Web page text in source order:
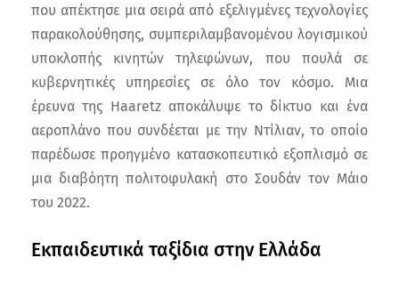
που απέκτησε μια σειρά από εξελιγμένες τεχνολογίες
παρακολούθησης, συμπεριλαμβανομένου λογισμικού
υποκλοπής κινητών τηλεφώνων, που πουλά σε
κυβερνητικές υπηρεσίες σε όλο τον κόσμο. Μια
έρευνα της Haaretz αποκάλυψε το δίκτυο και ένα
αεροπλάνο που συνδέεται με την Ντίλιαν, το οποίο
παρέδωσε προηγμένο κατασκοπευτικό εξοπλισμό σε
μια διαβόητη πολιτοφυλακή στο Σουδάν τον Μάιο
του 2022.
Εκπαιδευτικά ταξίδια στην Ελλάδα